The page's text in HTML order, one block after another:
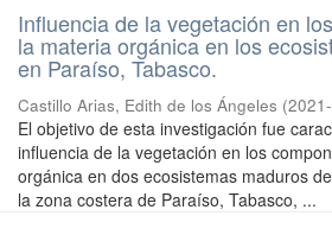
Influencia de la vegetación en
la materia orgánica en los
en Paraíso, Tabasco.
Castillo Arias, Edith de los Ángeles (
El objetivo de esta investigación fue
influencia de la vegetación en los
orgánica en dos ecosistemas maduros
la zona costera de Paraíso, Tabasco, ...